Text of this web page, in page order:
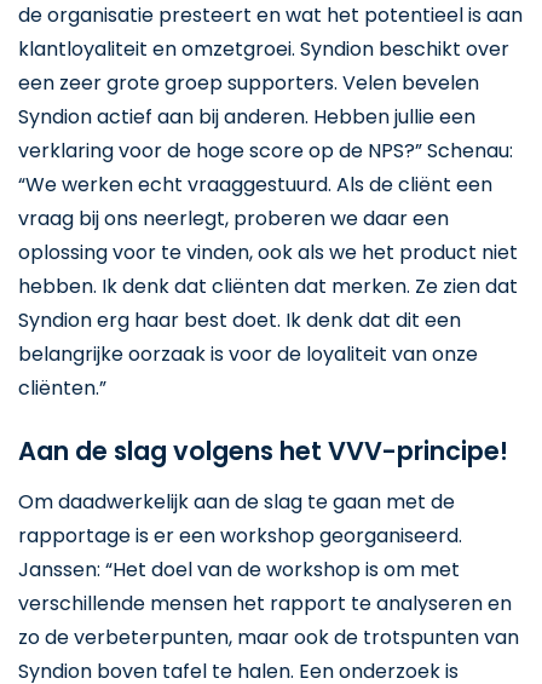
de organisatie presteert en wat het potentieel is aan
klantloyaliteit en omzetgroei. Syndion beschikt over
een zeer grote groep supporters. Velen bevelen
Syndion actief aan bij anderen. Hebben jullie een
verklaring voor de hoge score op de NPS?” Schenau:
“We werken echt vraaggestuurd. Als de cliënt een
vraag bij ons neerlegt, proberen we daar een
oplossing voor te vinden, ook als we het product niet
hebben. Ik denk dat cliënten dat merken. Ze zien dat
Syndion erg haar best doet. Ik denk dat dit een
belangrijke oorzaak is voor de loyaliteit van onze
cliënten.”
Aan de slag volgens het VVV-principe!
Om daadwerkelijk aan de slag te gaan met de
rapportage is er een workshop georganiseerd.
Janssen: “Het doel van de workshop is om met
verschillende mensen het rapport te analyseren en
zo de verbeterpunten, maar ook de trotspunten van
Syndion boven tafel te halen. Een onderzoek is